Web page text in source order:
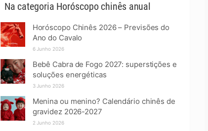
Na categoria Horóscopo chinês anual
Horóscopo Chinês 2026 – Previsões do
Ano do Cavalo
6 Junho 2026
Bebê Cabra de Fogo 2027: superstições e
soluções energéticas
3 Junho 2026
Menina ou menino? Calendário chinês de
gravidez 2026-2027
2 Junho 2026